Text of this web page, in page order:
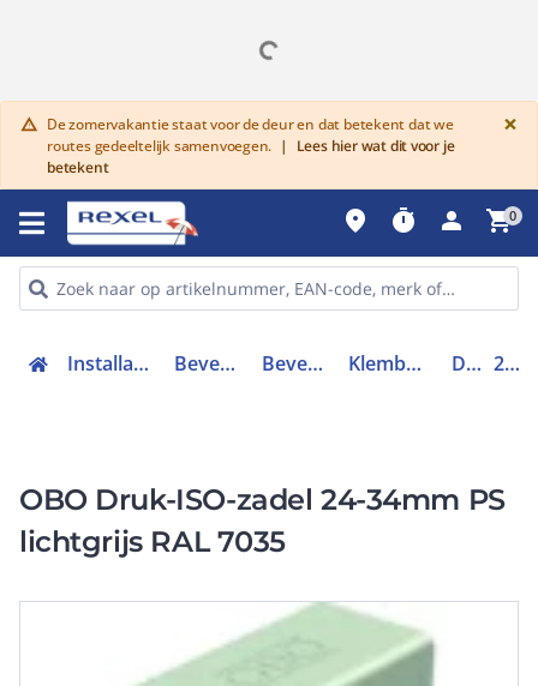
warning De zomervakantie staat voor de deur en dat betekent dat we
routes gedeeltelijk samenvoegen. |
Lees hier wat dit voor je
betekent
×
place timer person shopping_cart0
Installatiemateriaal en buizen Bevestigingsmaterialen Bevestigingsmaterialen Klembeugels, zadels en clips Drukzadel 2101068
OBO Druk-ISO-zadel 24-34mm PS
lichtgrijs RAL 7035